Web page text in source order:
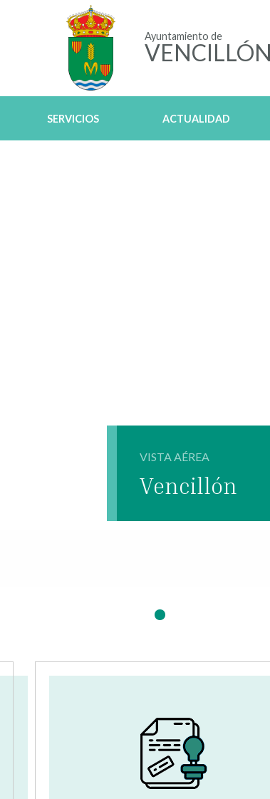
Ayuntamiento de
VENCILLÓN
SERVICIOS ACTUALIDAD
VISTA AÉREA
Vencillón